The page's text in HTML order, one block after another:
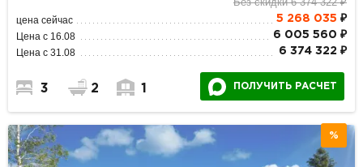
цена сейчас 5 268 035 ₽
Цена с 16.08 6 005 560 ₽
Цена с 31.08 6 374 322 ₽
3 2 1 ПОЛУЧИТЬ РАСЧЕТ
%